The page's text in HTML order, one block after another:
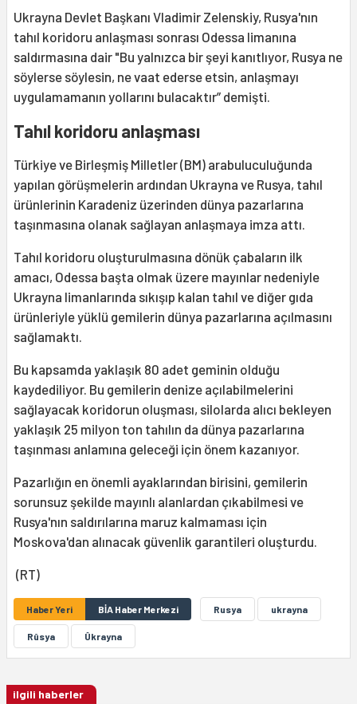
Ukrayna Devlet Başkanı Vladimir Zelenskiy, Rusya'nın
tahıl koridoru anlaşması sonrası Odessa limanına
saldırmasına dair "Bu yalnızca bir şeyi kanıtlıyor, Rusya ne
söylerse söylesin, ne vaat ederse etsin, anlaşmayı
uygulamamanın yollarını bulacaktır” demişti.
Tahıl koridoru anlaşması
Türkiye ve Birleşmiş Milletler (BM) arabuluculuğunda
yapılan görüşmelerin ardından Ukrayna ve Rusya, tahıl
ürünlerinin Karadeniz üzerinden dünya pazarlarına
taşınmasına olanak sağlayan anlaşmaya imza attı.
Tahıl koridoru oluşturulmasına dönük çabaların ilk
amacı, Odessa başta olmak üzere mayınlar nedeniyle
Ukrayna limanlarında sıkışıp kalan tahıl ve diğer gıda
ürünleriyle yüklü gemilerin dünya pazarlarına açılmasını
sağlamaktı.
Bu kapsamda yaklaşık 80 adet geminin olduğu
kaydediliyor. Bu gemilerin denize açılabilmelerini
sağlayacak koridorun oluşması, silolarda alıcı bekleyen
yaklaşık 25 milyon ton tahılın da dünya pazarlarına
taşınması anlamına geleceği için önem kazanıyor.
Pazarlığın en önemli ayaklarından birisini, gemilerin
sorunsuz şekilde mayınlı alanlardan çıkabilmesi ve
Rusya'nın saldırılarına maruz kalmaması için
Moskova'dan alınacak güvenlik garantileri oluşturdu.
(RT)
Haber Yeri BİA Haber Merkezi Rusya ukrayna
Rûsya Ûkrayna
ilgili haberler